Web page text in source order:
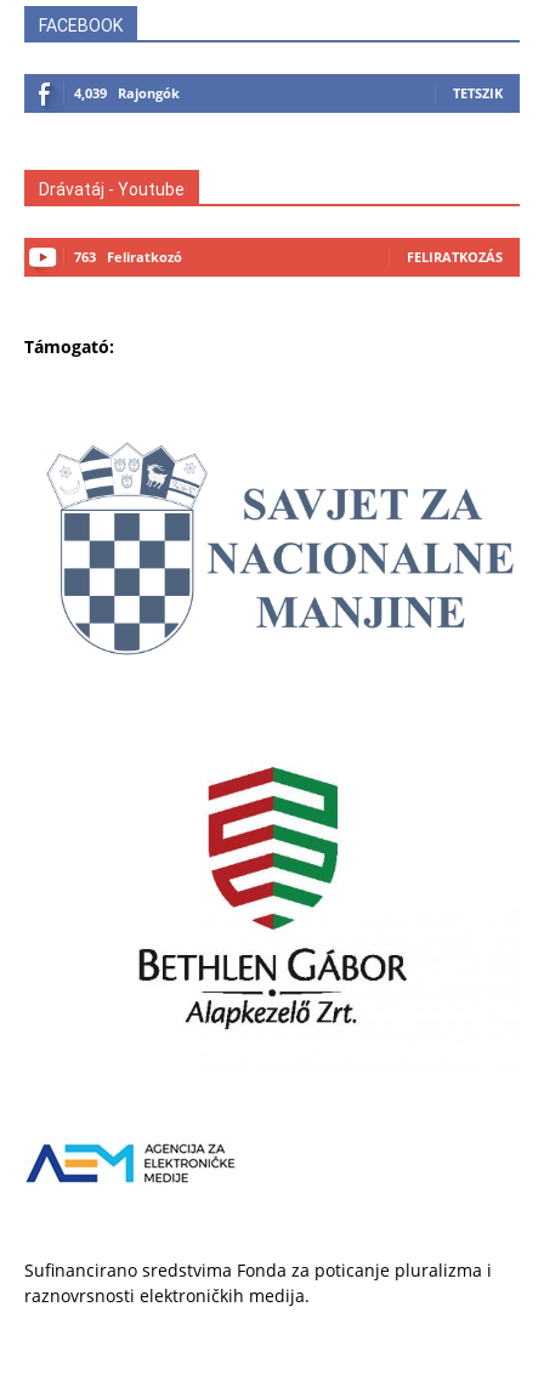
FACEBOOK
4,039 Rajongók TETSZIK
Drávatáj - Youtube
763 Feliratkozó FELIRATKOZÁS
Támogató:
Sufinancirano sredstvima Fonda za poticanje pluralizma i
raznovrsnosti elektroničkih medija.